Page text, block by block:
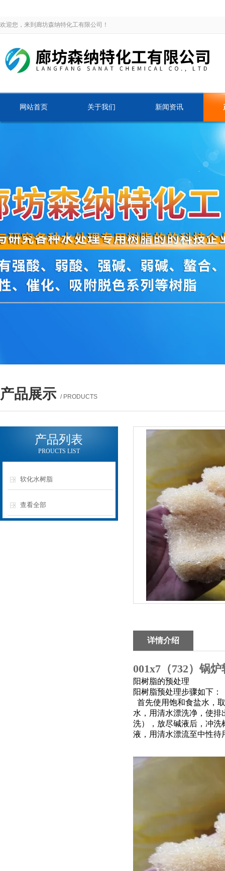
欢迎您，来到廊坊森纳特化工有限公司！
网站首页 关于我们 新闻资讯
产品展示 / PRODUCTS
产品列表
PROUCTS LIST
软化水树脂
查看全部
详情介绍
001x7（732）锅
阳树脂的预处理
阳树脂预处理步骤如下：
首先使用饱和食盐水，
水，用清水漂洗净，使排
洗），放尽碱液后，冲洗
液，用清水漂流至中性待